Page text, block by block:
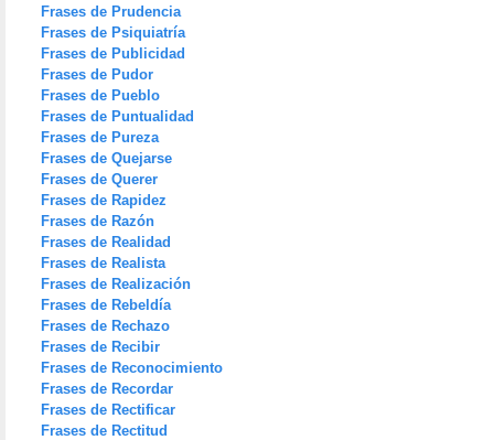
Frases de Prudencia
Frases de Psiquiatría
Frases de Publicidad
Frases de Pudor
Frases de Pueblo
Frases de Puntualidad
Frases de Pureza
Frases de Quejarse
Frases de Querer
Frases de Rapidez
Frases de Razón
Frases de Realidad
Frases de Realista
Frases de Realización
Frases de Rebeldía
Frases de Rechazo
Frases de Recibir
Frases de Reconocimiento
Frases de Recordar
Frases de Rectificar
Frases de Rectitud